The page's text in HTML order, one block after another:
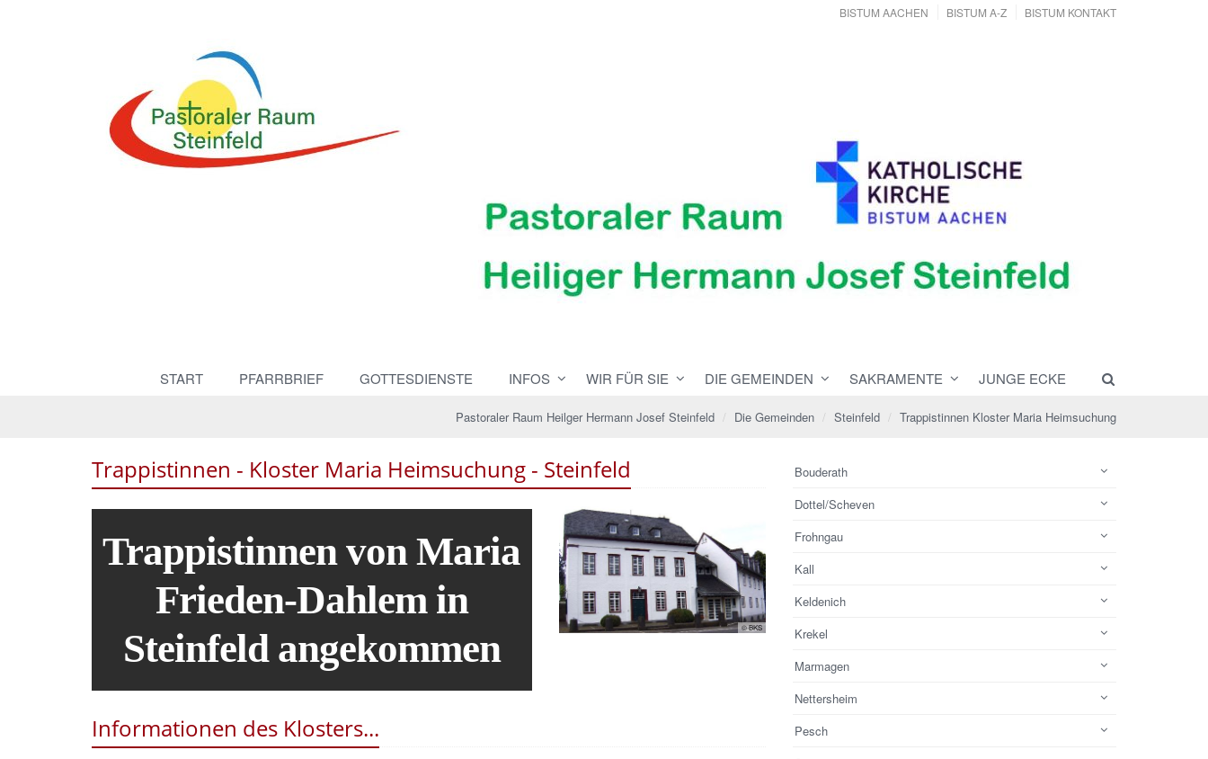
BISTUM AACHEN BISTUM A-Z BISTUM KONTAKT
START PFARRBRIEF GOTTESDIENSTE INFOS WIR FÜR SIE DIE GEMEINDEN SAKRAMENTE JUNGE ECKE
Pastoraler Raum Heilger Hermann Josef Steinfeld Die Gemeinden Steinfeld Trappistinnen Kloster Maria Heimsuchung
Trappistinnen - Kloster Maria Heimsuchung - Steinfeld
© BKS
Trappistinnen von Maria
Frieden-Dahlem in
Steinfeld angekommen
Informationen des Klosters...
Bouderath
Dottel/Scheven
Frohngau
Kall
Keldenich
Krekel
Marmagen
Nettersheim
Pesch